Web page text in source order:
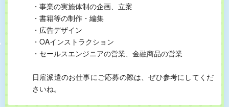
・事業の実施体制の企画、立案
・書籍等の制作・編集
・広告デザイン
・OAインストラクション
・セールスエンジニアの営業、金融商品の営業
日雇派遣のお仕事にご応募の際は、ぜひ参考にしてくだ
さいね。